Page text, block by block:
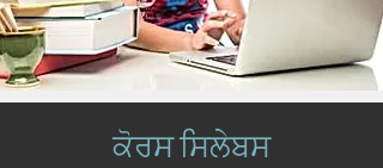
ਕੋਰਸ ਸਿਲੇਬਸ